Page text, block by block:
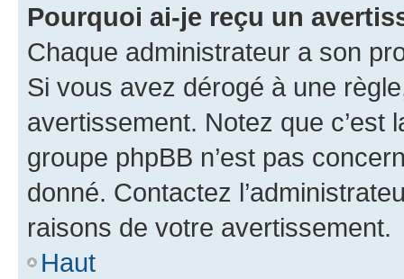
Pourquoi ai-je reçu un
Chaque administrateur a son
Si vous avez dérogé à une
avertissement. Notez que c’est
groupe phpBB n’est pas
donné. Contactez
raisons de votre avertissement.
Haut